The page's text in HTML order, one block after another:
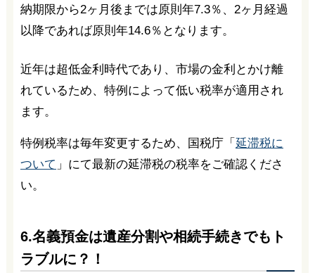
納期限から2ヶ月後までは原則年7.3％、2ヶ月経過
以降であれば原則年14.6％となります。
近年は超低金利時代であり、市場の金利とかけ離
れているため、特例によって低い税率が適用され
ます。
特例税率は毎年変更するため、国税庁「 延滞税に
ついて 」にて最新の延滞税の税率をご確認くださ
い。
6.名義預金は遺産分割や相続手続きでもト
ラブルに？！